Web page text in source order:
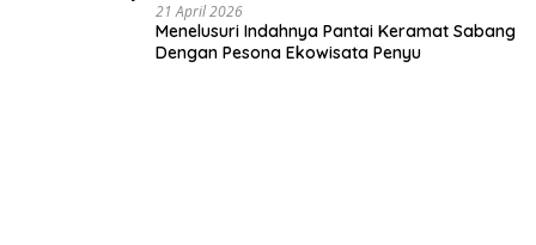
21 April 2026
Menelusuri Indahnya Pantai Keramat Sabang
Dengan Pesona Ekowisata Penyu